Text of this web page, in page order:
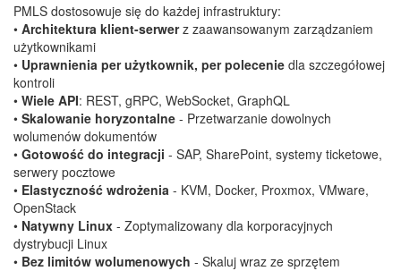
PMLS dostosowuje się do każdej infrastruktury:
• Architektura klient-serwerz zaawansowanym zarządzaniem
użytkownikami
• Uprawnienia per użytkownik, per polecenie dla szczegółowej
kontroli
• Wiele API: REST, gRPC, WebSocket, GraphQL
• Skalowanie horyzontalne - Przetwarzanie dowolnych
wolumenów dokumentów
• Gotowość do integracji - SAP, SharePoint, systemy ticketowe,
serwery pocztowe
• Elastyczność wdrożenia - KVM, Docker, Proxmox, VMware,
OpenStack
• Natywny Linux - Zoptymalizowany dla korporacyjnych
dystrybucji Linux
• Bez limitów wolumenowych - Skaluj wraz ze sprzętem